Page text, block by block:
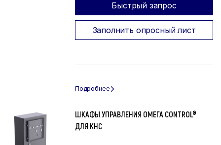
Быстрый запрос
Заполнить опросный лист
ШКАФЫ УПРАВЛЕНИЯ ОМЕГА CONTROL®
ДЛЯ КНС